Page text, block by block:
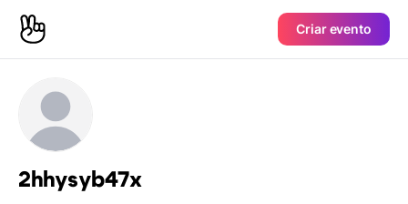
Criar evento
2hhysyb47x